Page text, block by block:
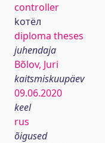
controller
kотёл
diploma theses
juhendaja
Bõlov, Juri
kaitsmiskuupäev
09.06.2020
keel
rus
õigused